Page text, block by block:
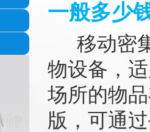
一般多少
移动密集
物设备，
场所的物
版，可通